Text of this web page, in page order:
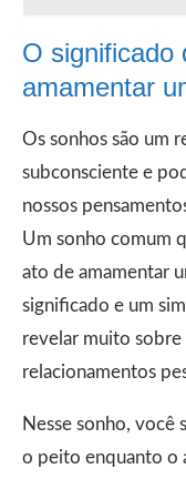
O significado
amamentar
Os sonhos são um
subconsciente e
nossos
Um sonho comum
ato de amamentar
significado e um
revelar muito sobre
relacionamentos
Nesse sonho, você
o peito enquanto o